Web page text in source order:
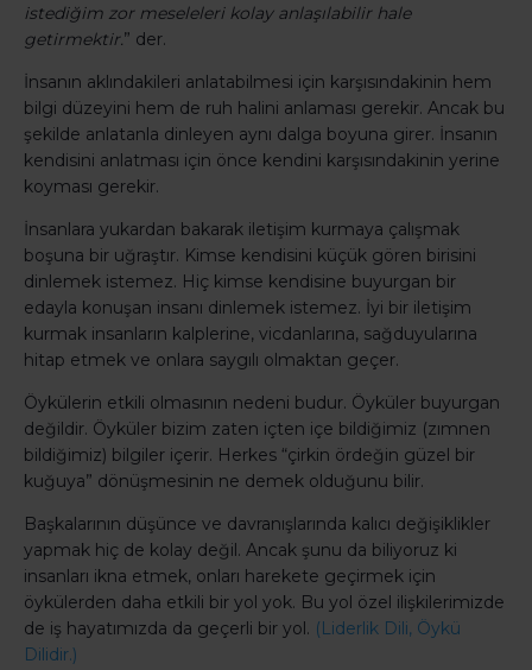
istediğim zor meseleleri kolay anlaşılabilir hale
getirmektir.” der.
İnsanın aklındakileri anlatabilmesi için karşısındakinin hem
bilgi düzeyini hem de ruh halini anlaması gerekir. Ancak bu
şekilde anlatanla dinleyen aynı dalga boyuna girer. İnsanın
kendisini anlatması için önce kendini karşısındakinin yerine
koyması gerekir.
İnsanlara yukardan bakarak iletişim kurmaya çalışmak
boşuna bir uğraştır. Kimse kendisini küçük gören birisini
dinlemek istemez. Hiç kimse kendisine buyurgan bir
edayla konuşan insanı dinlemek istemez. İyi bir iletişim
kurmak insanların kalplerine, vicdanlarına, sağduyularına
hitap etmek ve onlara saygılı olmaktan geçer.
Öykülerin etkili olmasının nedeni budur. Öyküler buyurgan
değildir. Öyküler bizim zaten içten içe bildiğimiz (zımnen
bildiğimiz) bilgiler içerir. Herkes “çirkin ördeğin güzel bir
kuğuya” dönüşmesinin ne demek olduğunu bilir.
Başkalarının düşünce ve davranışlarında kalıcı değişiklikler
yapmak hiç de kolay değil. Ancak şunu da biliyoruz ki
insanları ikna etmek, onları harekete geçirmek için
öykülerden daha etkili bir yol yok. Bu yol özel ilişkilerimizde
de iş hayatımızda da geçerli bir yol. (Liderlik Dili, Öykü
Dilidir.)